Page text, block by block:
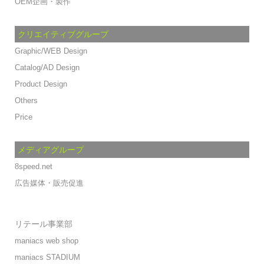
クリエイティブグループ
Graphic/WEB Design
Catalog/AD Design
Product Design
Others
Price
メディアグループ
8speed.net
広告媒体・販売促進
リテール事業部
maniacs web shop
maniacs STADIUM